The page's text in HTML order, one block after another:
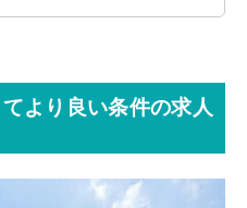
より良い条件の求人